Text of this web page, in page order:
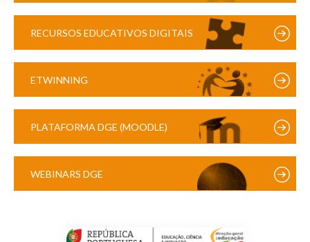
RECURSOS EDUCATIVOS DIGITAIS
ETWINNING
PLATAFORMA DGE (MOODLE)
WEBINARS DGE